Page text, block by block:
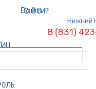
Нижний
8 (831)
Войти
0.00 Р